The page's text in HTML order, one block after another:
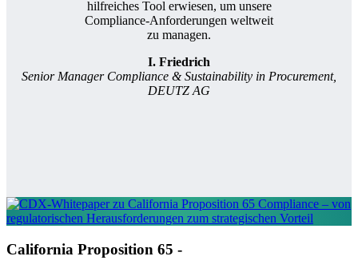
hilfreiches Tool erwiesen, um unsere
Compliance-Anforderungen weltweit
zu managen.
I. Friedrich
Senior Manager Compliance & Sustainability in Procurement,
DEUTZ AG
California Proposition 65 -